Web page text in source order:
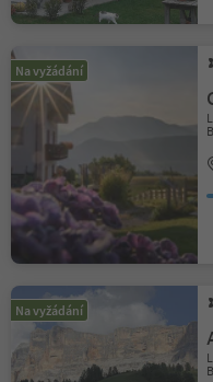
Na vyžádání
Na vyžádání